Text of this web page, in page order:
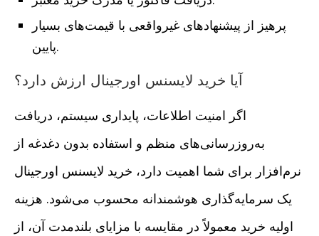
پرهیز از پیشنهادهای غیرواقعی با قیمت‌های بسیار
پایین.
آیا خرید لایسنس اورجینال ارزش دارد؟
اگر امنیت اطلاعات، پایداری سیستم، دریافت
به‌روزرسانی‌های منظم و استفاده بدون دغدغه از
نرم‌افزار برای شما اهمیت دارد، خرید لایسنس اورجینال
یک سرمایه‌گذاری هوشمندانه محسوب می‌شود. هزینه
اولیه خرید معمولاً در مقایسه با مزایای بلندمدت آن، از